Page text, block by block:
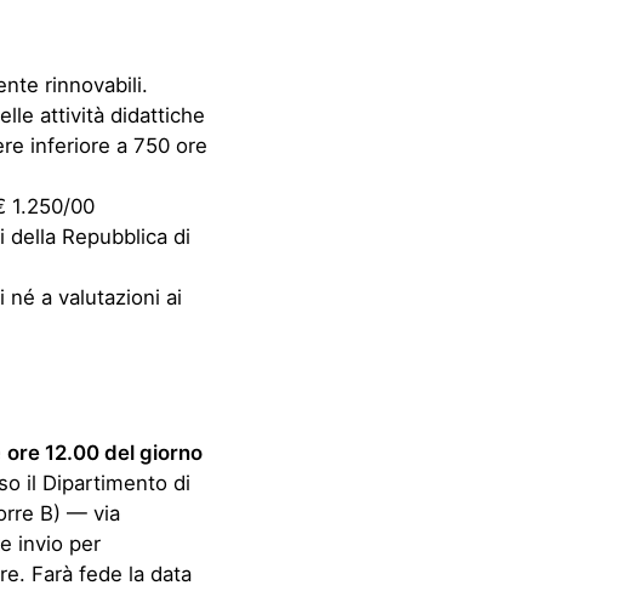
rinnovabili.
attività didattiche
inferiore a 750 ore
1.250/00
della Repubblica di
né a valutazioni ai
ore 12.00 del giorno
il Dipartimento di
B) — via
invio per
Farà fede la data